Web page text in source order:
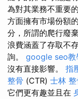
為對其業務不重要
方面擁有市場份額
分，所謂的爬行廢
浪費涵蓋了存取不
詢。 google seo教
沒有直接影響。 指
整骨 (CTR) 士林 整
它們更有趣並且在